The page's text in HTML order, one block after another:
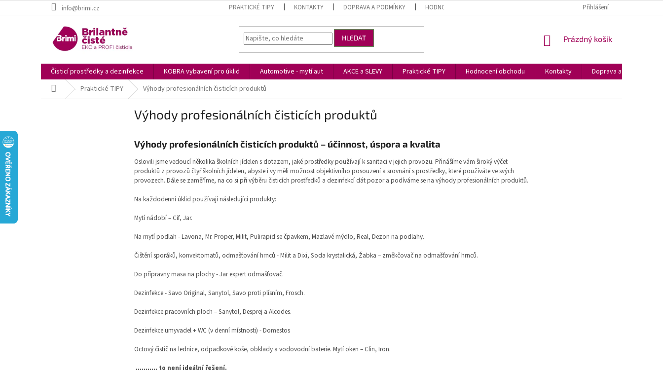
na
info@brimi.cz PRAKTICKÉ TIPY KONTAKTY DOPRAVA A PODMÍNKY HODNOCENÍ OBCHODU GLACI AID HASICÍ SPREJ
Přihlášení
HLEDAT
NÁKUPNÍ
Prázdný košík
Čisticí prostředky a dezinfekce KOBRA vybavení pro úklid Automotive - mytí aut AKCE a SLEVY Praktické TIPY Hodnocení obchodu Kontakty
Doprava a podmínky
Domů Praktické TIPY Výhody profesionálních čisticích produktů
Výhody profesionálních čisticích produktů
Výhody profesionálních čisticích produktů – účinnost, úspora a kvalita
Oslovili jsme vedoucí několika školních jídelen s dotazem, jaké prostředky používají k sanitaci v jejich provozu. Přinášíme vám široký výčet
produktů z provozů čtyř školních jídelen, abyste i vy měli možnost objektivního posouzení a srovnání s prostředky, které používáte ve svých
provozech. Dále se zaměříme, na co si při výběru čisticích prostředků a dezinfekcí dát pozor a podíváme se na výhody profesionálních produktů.
Na každodenní úklid používají následující produkty:
Mytí nádobí – Cif, Jar.
Na mytí podlah - Lavona, Mr. Proper, Milit, Pulirapid se čpavkem, Mazlavé mýdlo, Real, Dezon na podlahy.
Čištění sporáků, konvektomatů, odmašťování hrnců - Milit a Dixi, Soda krystalická, Žabka – změkčovač na odmašťování hrnců.
Do přípravny masa na plochy - Jar expert odmašťovač.
Dezinfekce - Savo Original, Sanytol, Savo proti plísním, Frosch.
Dezinfekce pracovních ploch – Sanytol, Desprej a Alcodes.
Dezinfekce umyvadel + WC (v denní místnosti) - Domestos
Octový čistič na lednice, odpadkové koše, obklady a vodovodní baterie. Mytí oken – Clin, Iron.
........... to není ideální řešení.